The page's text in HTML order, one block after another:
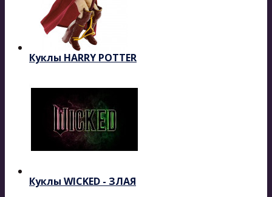
Куклы HARRY POTTER
Куклы WICKED - ЗЛАЯ